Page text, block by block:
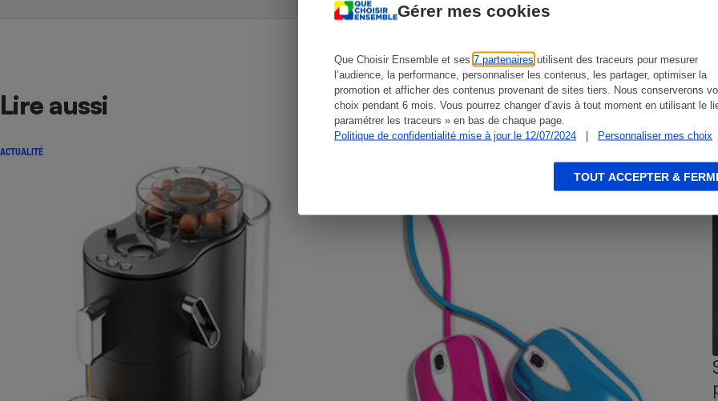
Gérer mes cookies
Que Choisir Ensemble et ses 7 partenaires utilisent des traceurs pour mesurer
l’audience, la performance, personnaliser les contenus, les partager, optimiser la
promotion et afficher des contenus provenant de sites tiers. Nous conserverons
choix pendant 6 mois. Vous pourrez changer d’avis à tout moment en utilisant le
paramétrer les traceurs » en bas de chaque page.
Politique de confidentialité mise à jour le 12/07/2024
| Personnaliser mes choix
TOUT ACCEPTER &
Lire aussi
ACTUALITÉ